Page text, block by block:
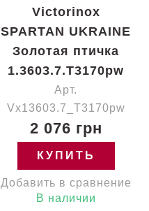
Victorinox
SPARTAN UKRAINE
Золотая птичка
1.3603.7.T3170pw
Арт.
Vx13603.7_T3170pw
2 076 грн
КУПИТЬ
Добавить в сравнение
В наличии